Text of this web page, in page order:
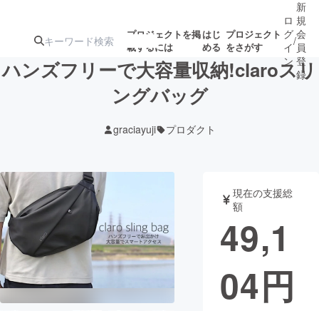
プロジェクトを掲
載するには
はじ
める
プロジェクト
をさがす
ジェクト
募集終了が近いプ
ロジェクト
アート・写真 音楽
テクノロジー・ガジェット ゲーム・
映像・映画 書籍・雑誌
ビジネス・起業 チャレンジ
ロ
グ
イ
ン
/
新
規
会
員
登
録
ハンズフリーで大容量収納!claroスリ
ングバッグ
graciayuji プロダクト
現在の支援総
額
49,1
04円